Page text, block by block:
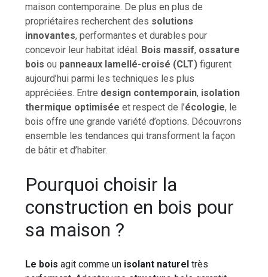
maison contemporaine. De plus en plus de
propriétaires recherchent des solutions
innovantes, performantes et durables pour
concevoir leur habitat idéal. Bois massif, ossature
bois ou panneaux lamellé-croisé (CLT) figurent
aujourd’hui parmi les techniques les plus
appréciées. Entre design contemporain, isolation
thermique optimisée et respect de l’écologie, le
bois offre une grande variété d’options. Découvrons
ensemble les tendances qui transforment la façon
de bâtir et d’habiter.
Pourquoi choisir la
construction en bois pour
sa maison ?
Le bois agit comme un isolant naturel très